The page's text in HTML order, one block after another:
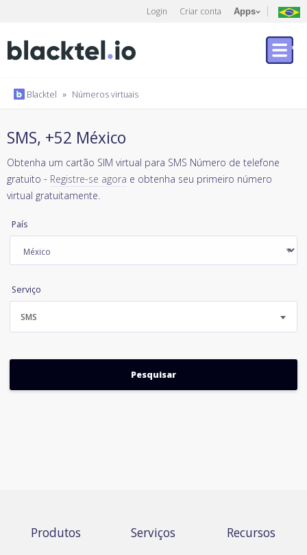
Login Criar conta Apps
Blacktel » Números virtuais
SMS, +52 México
Obtenha um cartão SIM virtual para SMS Número de telefone
gratuito - Registre-se agora e obtenha seu primeiro número
virtual gratuitamente.
País
Serviço
SMS
Produtos Serviços Recursos